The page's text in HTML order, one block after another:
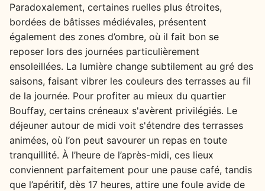
Paradoxalement, certaines ruelles plus étroites,
bordées de bâtisses médiévales, présentent
également des zones d’ombre, où il fait bon se
reposer lors des journées particulièrement
ensoleillées. La lumière change subtilement au gré des
saisons, faisant vibrer les couleurs des terrasses au fil
de la journée. Pour profiter au mieux du quartier
Bouffay, certains créneaux s'avèrent privilégiés. Le
déjeuner autour de midi voit s'étendre des terrasses
animées, où l’on peut savourer un repas en toute
tranquillité. À l’heure de l’après-midi, ces lieux
conviennent parfaitement pour une pause café, tandis
que l’apéritif, dès 17 heures, attire une foule avide de